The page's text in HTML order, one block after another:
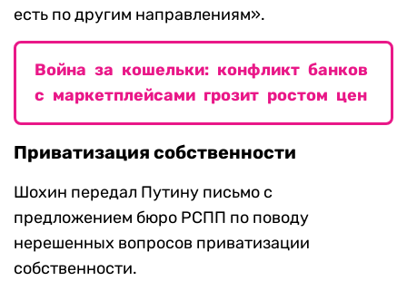
есть по другим направлениям».
Война за кошельки: конфликт банков
с маркетплейсами грозит ростом цен
Приватизация собственности
Шохин передал Путину письмо с
предложением бюро РСПП по поводу
нерешенных вопросов приватизации
собственности.